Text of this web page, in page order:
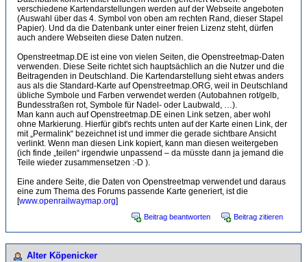
verschiedene Kartendarstellungen werden auf der Webseite angeboten
(Auswahl über das 4. Symbol von oben am rechten Rand, dieser Stapel
Papier). Und da die Datenbank unter einer freien Lizenz steht, dürfen
auch andere Webseiten diese Daten nutzen.
Openstreetmap.DE ist eine von vielen Seiten, die Openstreetmap-Daten
verwenden. Diese Seite richtet sich hauptsächlich an die Nutzer und die
Beitragenden in Deutschland. Die Kartendarstellung sieht etwas anders
aus als die Standard-Karte auf Openstreetmap.ORG, weil in Deutschland
übliche Symbole und Farben verwendet werden (Autobahnen rot/gelb,
Bundesstraßen rot, Symbole für Nadel- oder Laubwald, …).
Man kann auch auf Openstreetmap.DE einen Link setzen, aber wohl
ohne Markierung. Hierfür gibt's rechts unten auf der Karte einen Link, der
mit „Permalink“ bezeichnet ist und immer die gerade sichtbare Ansicht
verlinkt. Wenn man diesen Link kopiert, kann man diesen weitergeben
(ich finde „teilen“ irgendwie unpassend – da müsste dann ja jemand die
Teile wieder zusammensetzen :-D ).
Eine andere Seite, die Daten von Openstreetmap verwendet und daraus
eine zum Thema des Forums passende Karte generiert, ist die
[www.openrailwaymap.org]
Beitrag beantworten Beitrag zitieren
Alter Köpenicker